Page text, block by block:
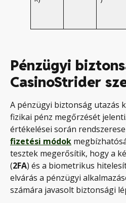
Pénzügyi
CasinoStrider
A pénzügyi biztonság utazás
fizikai pénz megőrzését
értékelései során
fizetési módok
tesztek megerősítik, hogy a
(2FA) és a biometrikus
elvárás a pénzügyi
számára javasolt biztonsági